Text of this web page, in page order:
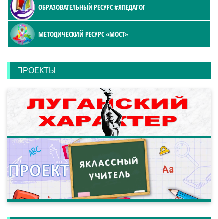
ОБРАЗОВАТЕЛЬНЫЙ РЕСУРС #ЯПЕДАГОГ
МЕТОДИЧЕСКИЙ РЕСУРС «МОСТ»
ПРОЕКТЫ